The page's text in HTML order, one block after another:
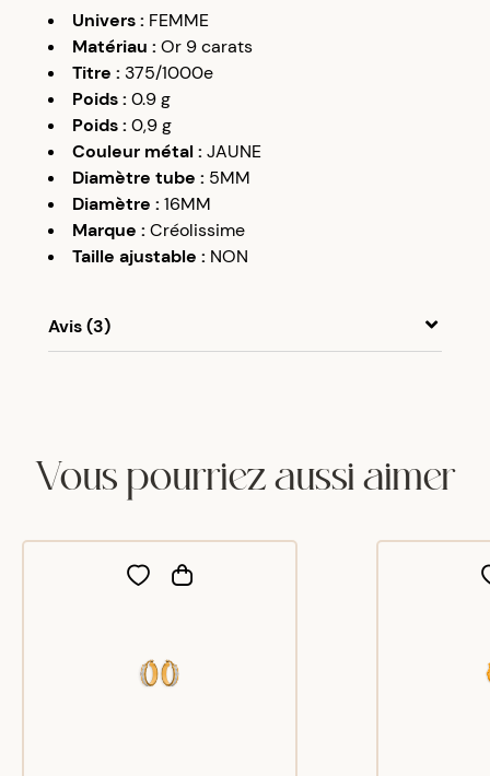
Univers: FEMME
Matériau : Or 9 carats
Titre : 375/1000e
Poids: 0.9g
Poids: 0,9g
Couleur métal: JAUNE
Diamètre tube : 5MM
Diamètre : 16MM
Marque : Créolissime
Taille ajustable : NON
Avis (3)
A 07/05/18
Vous pourriez aussi aimer